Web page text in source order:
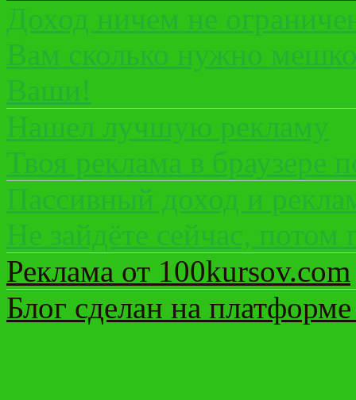
Доход ничем не
Вам сколько нужно
Ваши!
Нашел лучшую рекламу
Твоя реклама в браузере
Пассивный доход и
Не зайдёте сейчас, потом
Реклама от 100kursov.com
Блог сделан на